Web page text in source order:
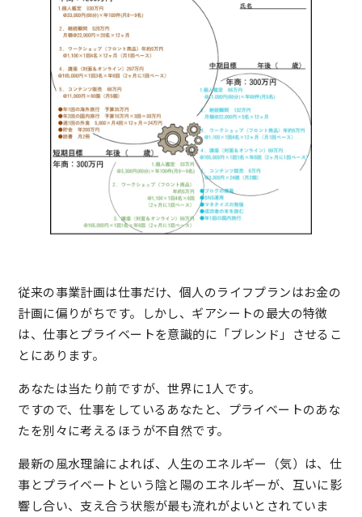
従来の事業計画は仕事だけ、個人のライフプランはお金の
計画に偏りがちです。しかし、ギアシートの最大の特徴
は、仕事とプライベートを意識的に「ブレンド」させるこ
とにあります。
あなたは当たり前ですが、世界に1人です。
ですので、仕事をしているあなたと、プライベートのあな
たを別々に考えるほうが不自然です。
最新の風水理論によれば、人生のエネルギー（気）は、仕
事とプライベートという陰と陽のエネルギーが、互いに影
響し合い、支え合う状態が最も流れがよいとされていま